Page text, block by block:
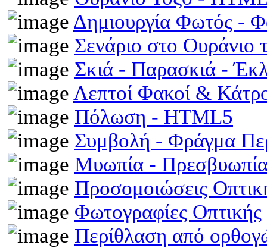
Δημιουργία Φωτός -
Σενάριο στο Ουράνιο
Σκιά - Παρασκιά -
Λεπτοί Φακοί &
Πόλωση - HTML5
Συμβολή - Φράγμα
Μυωπία -
Προσομοιώσεις
Φωτογραφίες Οπτικής
Περίθλαση από